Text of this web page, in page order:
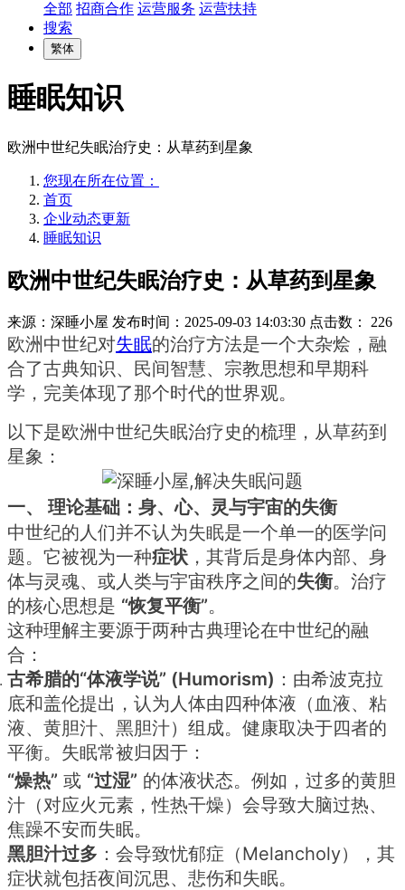
全部 招商合作 运营服务 运营扶持
搜索
繁体
睡眠知识
欧洲中世纪失眠治疗史：从草药到星象
您现在所在位置：
首页
企业动态更新
睡眠知识
欧洲中世纪失眠治疗史：从草药到星象
来源：深睡小屋 发布时间：2025-09-03 14:03:30 点击数： 226
欧洲中世纪对失眠的治疗方法是一个大杂烩，融
合了古典知识、民间智慧、宗教思想和早期科
学，完美体现了那个时代的世界观。
以下是欧洲中世纪失眠治疗史的梳理，从草药到
星象：
一、 理论基础：身、心、灵与宇宙的失衡
中世纪的人们并不认为失眠是一个单一的医学问
题。它被视为一种症状 ，其背后是身体内部、身
体与灵魂、或人类与宇宙秩序之间的失衡。治疗
的核心思想是 “恢复平衡”。
这种理解主要源于两种古典理论在中世纪的融
合：
古希腊的“体液学说” (Humorism) ：由希波克拉
底和盖伦提出，认为人体由四种体液（血液、粘
液、黄胆汁、黑胆汁）组成。健康取决于四者的
平衡。失眠常被归因于：
“燥热” 或 “过湿” 的体液状态。例如，过多的黄胆
汁（对应火元素，性热干燥）会导致大脑过热、
焦躁不安而失眠。
黑胆汁过多 ：会导致忧郁症（Melancholy），其
症状就包括夜间沉思、悲伤和失眠。